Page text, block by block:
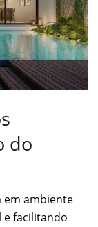
do
em ambiente
e facilitando